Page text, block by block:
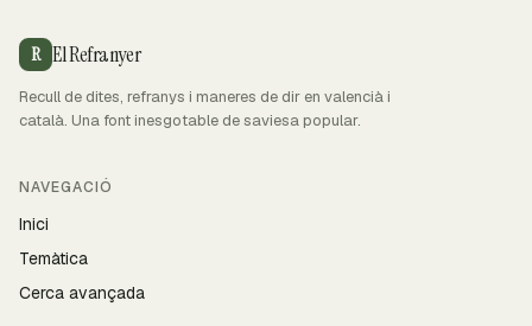
R El Refranyer
Recull de dites, refranys i maneres de dir en valencià i
català. Una font inesgotable de saviesa popular.
NAVEGACIÓ
Inici
Temàtica
Cerca avançada